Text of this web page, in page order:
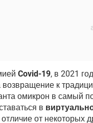
Covid-19, в 2021
к
омикрон в самый
в
от некоторых